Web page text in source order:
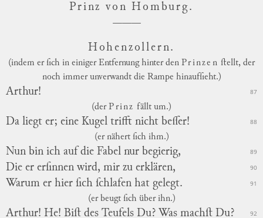
Prinz von Homburg.
Hohenzollern.
(indem er ſich in einiger Entfernung hinter denPrinzen ſtellt, der
noch immer unverwandt die Rampe hinaufſieht.)
Arthur! 87
(derPrinz fällt um.)
Da liegt er; eine Kugel trifft nicht beſſer! 88
(er nähert ſich ihm.)
Nun bin ich auf die Fabel nur begierig, 89
Die er erſinnen wird, mir zu erklären, 90
Warum er hier ſich ſchlafen hat gelegt. 91
(er beugt ſich über ihn.)
Arthur! He! Biſt des Teufels Du? Was machſt Du? 92